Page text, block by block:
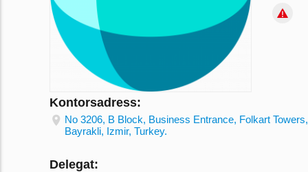
Kontorsadress:
No 3206, B Block, Business Entrance, Folkart Towers,
Bayrakli, Izmir, Turkey.
Delegat: